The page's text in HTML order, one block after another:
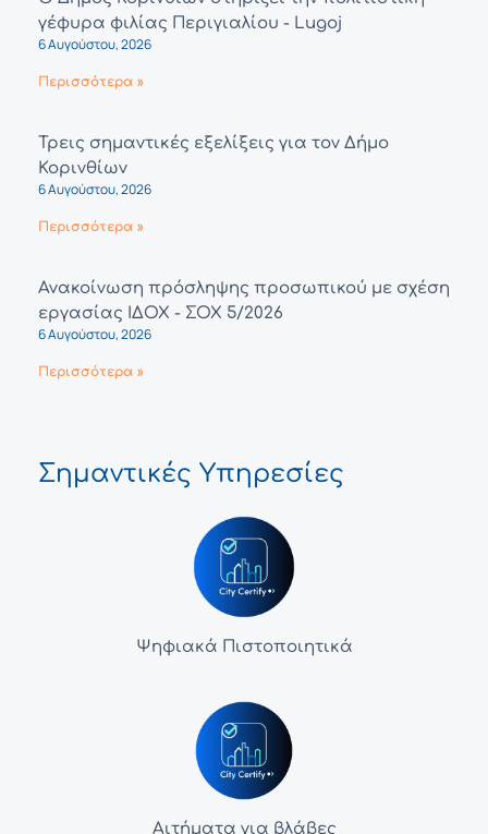
γέφυρα φιλίας Περιγιαλίου - Lugoj
6 Αυγούστου, 2026
Περισσότερα »
Τρεις σημαντικές εξελίξεις για τον Δήμο
Κορινθίων
6 Αυγούστου, 2026
Περισσότερα »
Ανακοίνωση πρόσληψης προσωπικού με σχέση
εργασίας ΙΔΟΧ - ΣΟΧ 5/2026
6 Αυγούστου, 2026
Περισσότερα »
Σημαντικές Υπηρεσίες
Ψηφιακά Πιστοποιητικά
Αιτήματα για βλάβες